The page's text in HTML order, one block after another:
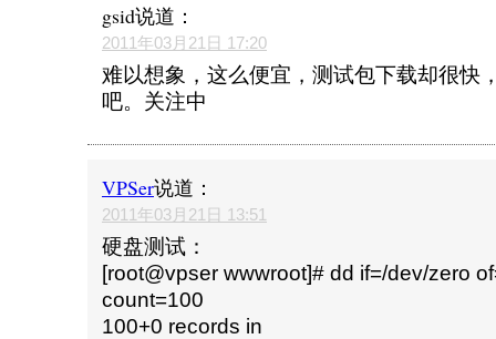
gsid说道：
2011年03月21日 17:20
难以想象，这么便宜，测试包下载却很快
吧。关注中
VPSer说道：
2011年03月21日 13:51
硬盘测试：
[root@vpser wwwroot]# dd if=/dev/zero
count=100
100+0 records in